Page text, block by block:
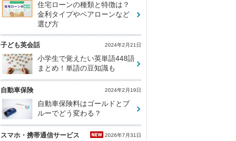
住宅ローンの種類と特徴は？
金利タイプやペアローンなど
選び方
子ども英会話 2024年2月21日
小学生で覚えたい英単語448語
まとめ！単語の豆知識も
自動車保険 2024年2月19日
自動車保険料はゴールドとブ
ルーでどう変わる？
スマホ・携帯通信サービス 2026年7月31日